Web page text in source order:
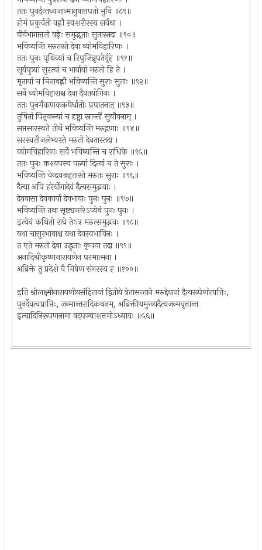
ततः पुनर्दन्तध्वजान्मानुषात्तपतो भुवि ॥८९॥
होमं प्रकुर्वतो वह्नौ स्वशरीरस्य सर्वथा ।
वीर्यभागात्ततो वह्नेः समुद्भूताः सुतास्तदा ॥९०॥
भविष्यन्ति मरुतस्ते देवा व्योमविहारिणः ।
ततः पुनः पृथिव्यां च रिपुजिन्नृपतेर्गृहे ॥९१॥
सूर्यपुत्र्यां सुरत्यां च भार्यायां मरुतो हि ते ।
मृतायां च चितावह्नौ भविष्यन्ति सुराः सुताः ॥९२॥
सर्वे व्योमविहाराश्च देवा दैवतयोगिनः ।
ततः पुनर्मंकणकऋषेर्धातोः प्रपातनात् ॥९३॥
तुषितां पितृकन्यां च दृष्ट्वा स्नान्तीं सुयौवनाम् ।
सप्तसारस्वते तीर्थे भविष्यन्ति मरुद्गणाः ॥९४॥
सरस्वतीजलेभ्यस्ते मरुतो देवतास्तदा ।
व्योमविहारिणः सर्वे भविष्यन्ति च राधिके ॥९५॥
ततः पुनः कश्यपस्य पत्न्यां दित्यां च ते सुराः ।
भविष्यन्ति चेन्द्रवज्रहतास्ते मरुतः सुराः ॥९६॥
दैत्या अपि हरेर्योगादेवं दैत्यसमुद्भवाः ।
देववासा देवकार्या देवभावाः पुनः पुनः ॥९७॥
भविष्यन्ति तथा सृष्ट्यन्तरेऽप्येवं पुनः पुनः ।
इत्येवं कथितो राधे तेऽत्र मरुत्समुद्भवः ॥९८॥
यथा चासुरभावाश्च यथा देवस्वभाविनः ।
त एते मरुतो देवा उद्धृताः कृपया तदा ॥९९॥
अनादिश्रीकृष्णनारायणेन परमात्मना ।
अब्रिक्ते तु प्रदेशे वै मिषेण संगरस्य ह ॥१००॥
इति श्रीलक्ष्मीनारायणीयसंहितायां द्वितीये त्रेतासन्ताने मरुद्देवानां दैत्यरूपेणोत्पत्तिः,
पुनर्देवत्वप्राप्तिः, जन्मान्तरादिकथनम्, अब्रिक्तीयमुख्यदैत्यजन्मवृत्तान्त
इत्यादिनिरूपणनामा षट्पञ्चाशत्तमोऽध्यायः ॥५६॥